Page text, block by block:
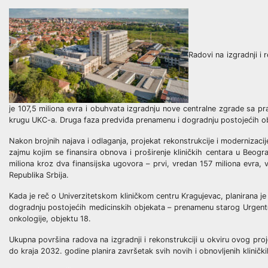
Radovi na izgradnji i
je 107,5 miliona evra i obuhvata izgradnju nove centralne zgrade sa
krugu UKC-a. Druga faza predviđa prenamenu i dogradnju
Nakon brojnih najava i odlaganja, projekat rekonstrukcije i
zajmu kojim se finansira obnova i proširenje kliničkih centara u
miliona kroz dva finansijska ugovora – prvi, vredan 157 miliona
Republika Srbija.
Kada je reč o Univerzitetskom kliničkom centru Kragujevac, planirana
dogradnju postojećih medicinskih objekata – prenamenu starog
onkologije, objektu 18.
Ukupna površina radova na izgradnji i rekonstrukciji u okviru ovog
do kraja 2032. godine planira završetak svih novih i obnovljenih